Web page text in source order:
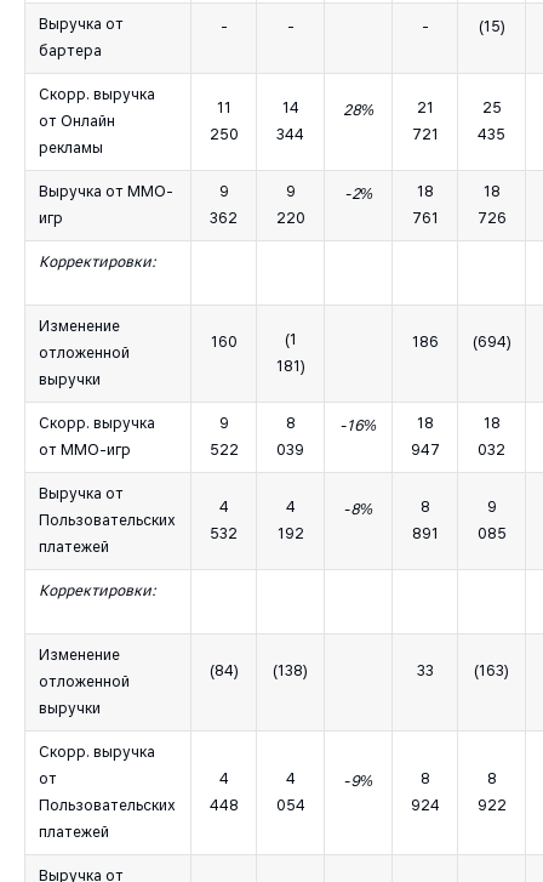
Выручка от
бартера
- - - (15)
Скорр. выручка
от Онлайн
рекламы
11
250
14
344
28%
21
721
25
435
Выручка от MMO-
игр
9
362
9
220
-2%
18
761
18
726
Корректировки:
Изменение
отложенной
выручки
160
(1
181)
186 (694)
Скорр. выручка
от MMO-игр
9
522
8
039
-16%
18
947
18
032
Выручка от
Пользовательских
платежей
4
532
4
192
-8%
8
891
9
085
Корректировки:
Изменение
отложенной
выручки
(84) (138) 33 (163)
Скорр. выручка
от
Пользовательских
платежей
4
448
4
054
-9%
8
924
8
922
Выручка от